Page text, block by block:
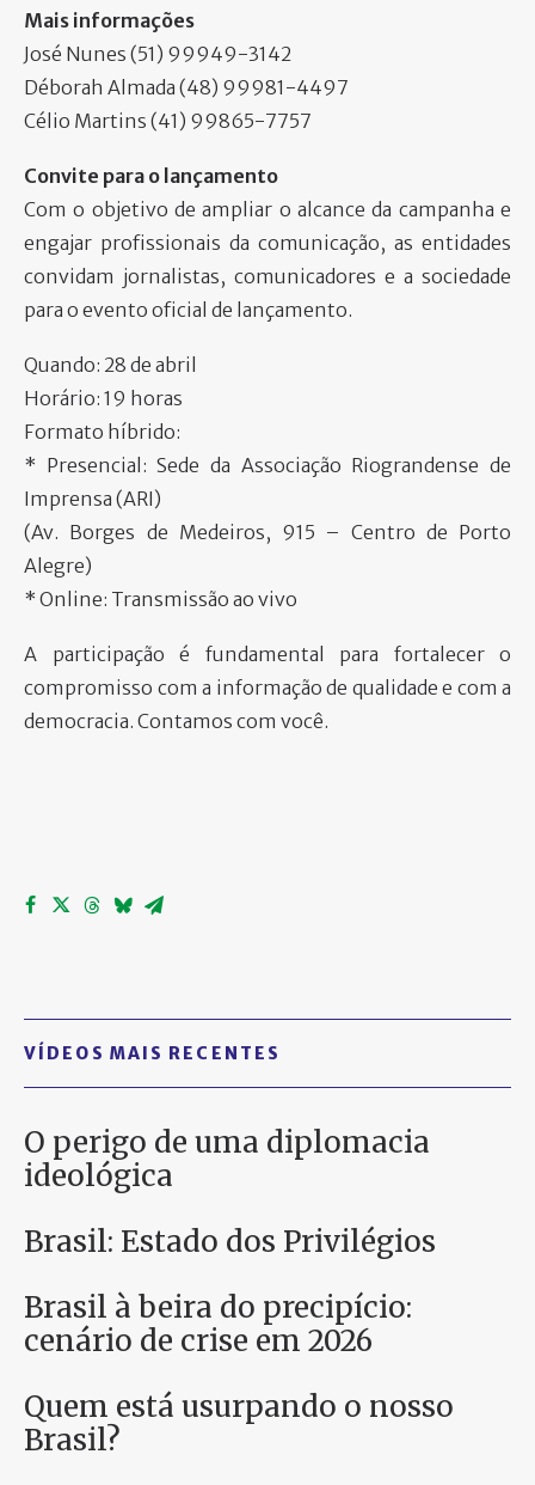
Mais informações
José Nunes (51) 99949-3142
Déborah Almada (48) 99981-4497
Célio Martins (41) 99865-7757
Convite para o lançamento
Com o objetivo de ampliar o alcance da campanha e
engajar profissionais da comunicação, as entidades
convidam jornalistas, comunicadores e a sociedade
para o evento oficial de lançamento.
Quando: 28 de abril
Horário: 19 horas
Formato híbrido:
* Presencial: Sede da Associação Riograndense de
Imprensa (ARI)
(Av. Borges de Medeiros, 915 – Centro de Porto
Alegre)
* Online: Transmissão ao vivo
A participação é fundamental para fortalecer o
compromisso com a informação de qualidade e com a
democracia. Contamos com você.
VÍDEOS MAIS RECENTES
O perigo de uma diplomacia
ideológica
Brasil: Estado dos Privilégios
Brasil à beira do precipício:
cenário de crise em 2026
Quem está usurpando o nosso
Brasil?